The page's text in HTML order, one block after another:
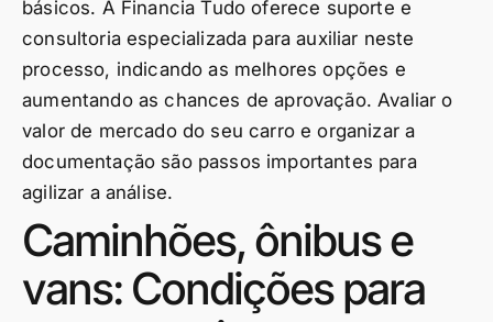
básicos. A Financia Tudo oferece suporte e
consultoria especializada para auxiliar neste
processo, indicando as melhores opções e
aumentando as chances de aprovação. Avaliar o
valor de mercado do seu carro e organizar a
documentação são passos importantes para
agilizar a análise.
Caminhões, ônibus e
vans: Condições para